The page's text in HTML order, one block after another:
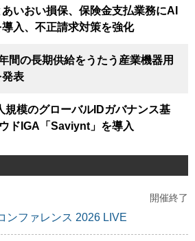
いおい損保、保険金支払業務にAI
入、不正請求対策を強化
間の長期供給をうたう産業機器用
表
規模のグローバルIDガバナンス基
ドIGA「Saviynt」を導入
開催終了
ンファレンス 2026 LIVE